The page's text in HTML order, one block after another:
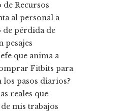
Recursos
al personal a
de pérdida de
pesajes
que anima a
Fitbits para
pasos diarios?
reales que
mis trabajos